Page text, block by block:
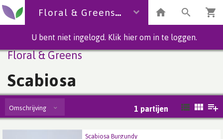
Floral & Greens
U bent niet ingelogd. Klik hier om in te loggen.
Floral & Greens
Scabiosa
Omschrijving 1 partijen
Scabiosa Burgundy